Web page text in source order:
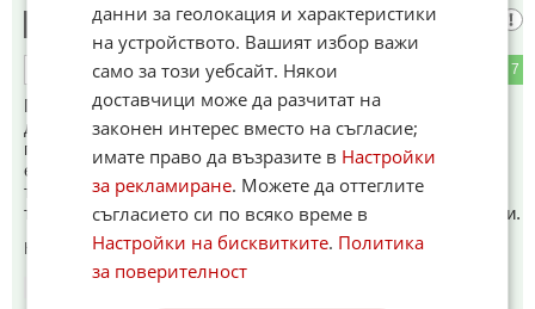
винаги една и съща реформа
7
ОТГОВОР
Поредното унищожение на пенсионери и инвалиди ще
доведе ли до още по-голямо забогатявате на телевизии и
политици?Кога ще се намали бюджета на БНТ от 200млн
евро на пълна самоиздръжка както и за всички останали
телевизии.Бездънна яма за крадене законно..Всички
телевизии са с огромни заплати за формиране на бройлери.
Коментиран от#10
данни за геолокация и характеристики
на устройството. Вашият избор важи
само за този уебсайт. Някои
доставчици може да разчитат на
законен интерес вместо на съгласие;
имате право да възразите в Настройки
за рекламиране. Можете да оттеглите
съгласието си по всяко време в
Настройки на бисквитките. Политика
за поверителност